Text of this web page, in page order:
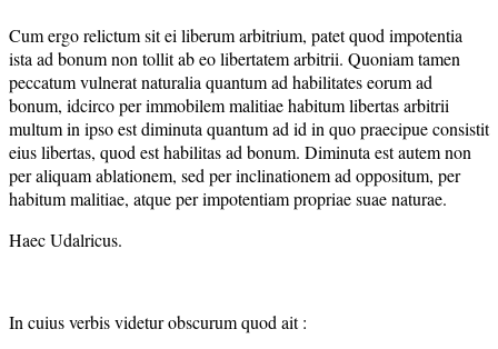
Cum ergo relictum sit ei liberum arbitrium, patet quod impotentia
ista ad bonum non tollit ab eo libertatem arbitrii. Quoniam tamen
peccatum vulnerat naturalia quantum ad habilitates eorum ad
bonum, idcirco per immobilem malitiae habitum libertas arbitrii
multum in ipso est diminuta quantum ad id in quo praecipue consistit
eius libertas, quod est habilitas ad bonum. Diminuta est autem non
per aliquam ablationem, sed per inclinationem ad oppositum, per
habitum malitiae, atque per impotentiam propriae suae naturae.
Haec Udalricus.
In cuius verbis videtur obscurum quod ait :